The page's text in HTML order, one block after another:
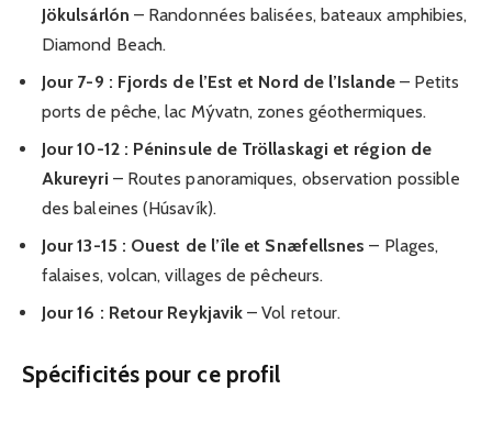
Jökulsárlón – Randonnées balisées, bateaux amphibies,
Diamond Beach.
Jour 7-9 : Fjords de l’Est et Nord de l’Islande– Petits
ports de pêche, lac Mývatn, zones géothermiques.
Jour 10-12 : Péninsule de Tröllaskagi et région de
Akureyri – Routes panoramiques, observation possible
des baleines (Húsavík).
Jour 13-15 : Ouest de l’île et Snæfellsnes – Plages,
falaises, volcan, villages de pêcheurs.
Jour 16 : Retour Reykjavik – Vol retour.
Spécificités pour ce profil